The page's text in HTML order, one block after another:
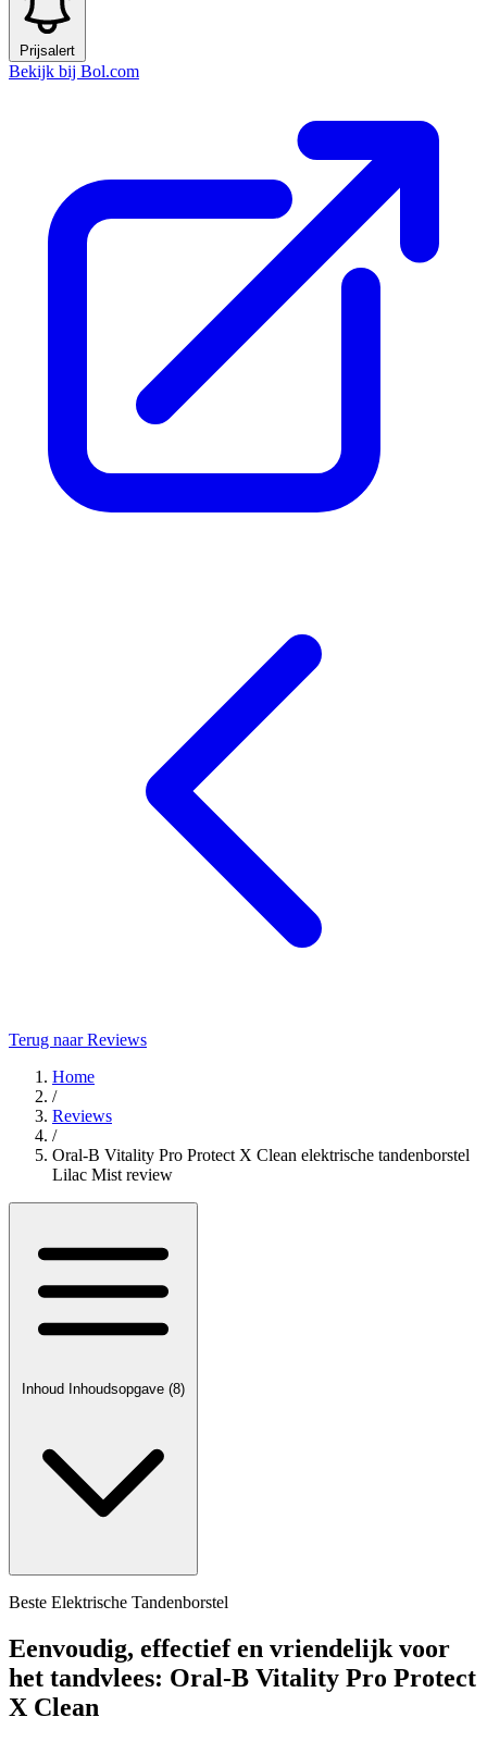
Prijsalert
Bekijk bij Bol.com
Terug naar Reviews
Home
/
Reviews
/
Oral-B Vitality Pro Protect X Clean elektrische tandenborstel
Lilac Mist review
Inhoud Inhoudsopgave (8)
Beste Elektrische Tandenborstel
Eenvoudig, effectief en vriendelijk voor
het tandvlees: Oral-B Vitality Pro Protect
X Clean